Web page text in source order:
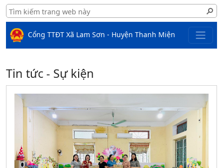
Cổng TTĐT Xã Lam Sơn - Huyện Thanh Miện
Tin tức - Sự kiện